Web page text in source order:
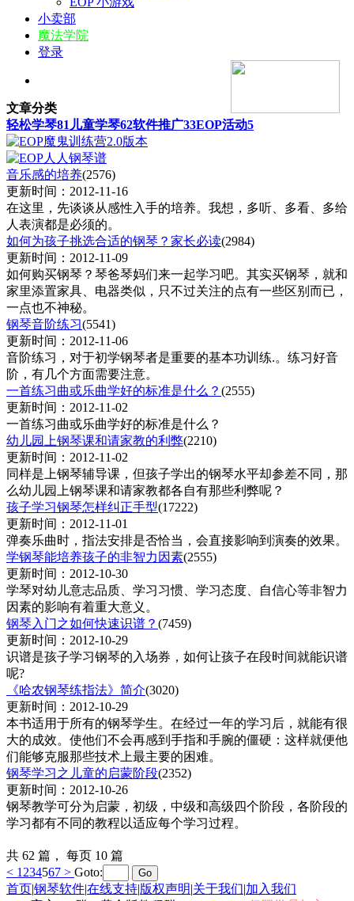
小卖部
魔法学院
登录
文章分类
轻松学琴81 儿童学琴62软件推广33EOP活动5
音乐感的培养(2576)
更新时间：2012-11-16
在这里，先谈谈从感性入手的培养。我想，多听、多看、多给
人表演都是必须的。
如何为孩子挑选合适的钢琴？家长必读(2984)
更新时间：2012-11-09
如何购买钢琴？琴爸琴妈们来一起学习吧。其实买钢琴，就和
家里添置家具、电器类似，只不过关注的点有一些区别而已，
一点也不神秘。
钢琴音阶练习(5541)
更新时间：2012-11-06
音阶练习，对于初学钢琴者是重要的基本功训练.。练习好音
阶，有几个方面需要注意。
一首练习曲或乐曲学好的标准是什么？ (2555)
更新时间：2012-11-02
一首练习曲或乐曲学好的标准是什么？
幼儿园上钢琴课和请家教的利弊(2210)
更新时间：2012-11-02
同样是上钢琴辅导课，但孩子学出的钢琴水平却参差不同，那
么幼儿园上钢琴课和请家教都各自有那些利弊呢？
孩子学习钢琴怎样纠正手型(17222)
更新时间：2012-11-01
弹奏乐曲时，指法安排是否恰当，会直接影响到演奏的效果。
学钢琴能培养孩子的非智力因素(2555)
更新时间：2012-10-30
学琴对幼儿意志品质、学习习惯、学习态度、自信心等非智力
因素的影响有着重大意义。
钢琴入门之如何快速识谱？ (7459)
更新时间：2012-10-29
识谱是孩子学习钢琴的入场券，如何让孩子在段时间就能识谱
呢?
《哈农钢琴练指法》简介(3020)
更新时间：2012-10-29
本书适用于所有的钢琴学生。在经过一年的学习后，就能有很
大的成效。使他们不会再感到手指和手腕的僵硬：这样就便他
们能够克服那些技术上最主要的困难。
钢琴学习之儿童的启蒙阶段(2352)
更新时间：2012-10-26
钢琴教学可分为启蒙，初级，中级和高级四个阶段，各阶段的
学习都有不同的教程以适应每个学习过程。
共 62 篇， 每页 10 篇
< 1 234567 > Goto:
首页|钢琴软件|在线支持|版权声明|关于我们|加入我们